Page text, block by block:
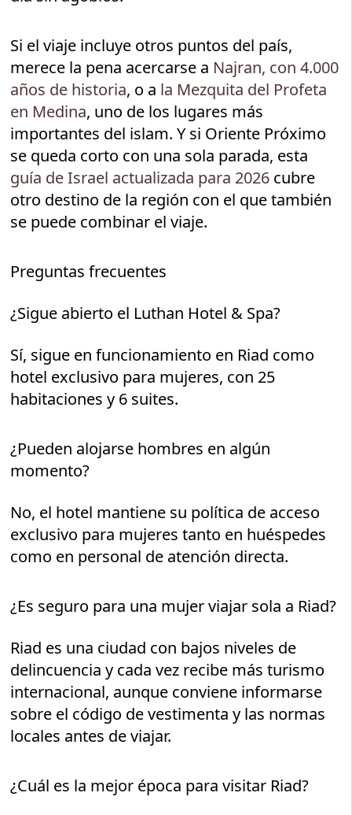
Si el viaje incluye otros puntos del país,
merece la pena acercarse a Najran, con 4.000
años de historia, o a la Mezquita del Profeta
en Medina, uno de los lugares más
importantes del islam. Y si Oriente Próximo
se queda corto con una sola parada, esta
guía de Israel actualizada para 2026 cubre
otro destino de la región con el que también
se puede combinar el viaje.
Preguntas frecuentes
¿Sigue abierto el Luthan Hotel & Spa?
Sí, sigue en funcionamiento en Riad como
hotel exclusivo para mujeres, con 25
habitaciones y 6 suites.
¿Pueden alojarse hombres en algún
momento?
No, el hotel mantiene su política de acceso
exclusivo para mujeres tanto en huéspedes
como en personal de atención directa.
¿Es seguro para una mujer viajar sola a Riad?
Riad es una ciudad con bajos niveles de
delincuencia y cada vez recibe más turismo
internacional, aunque conviene informarse
sobre el código de vestimenta y las normas
locales antes de viajar.
¿Cuál es la mejor época para visitar Riad?